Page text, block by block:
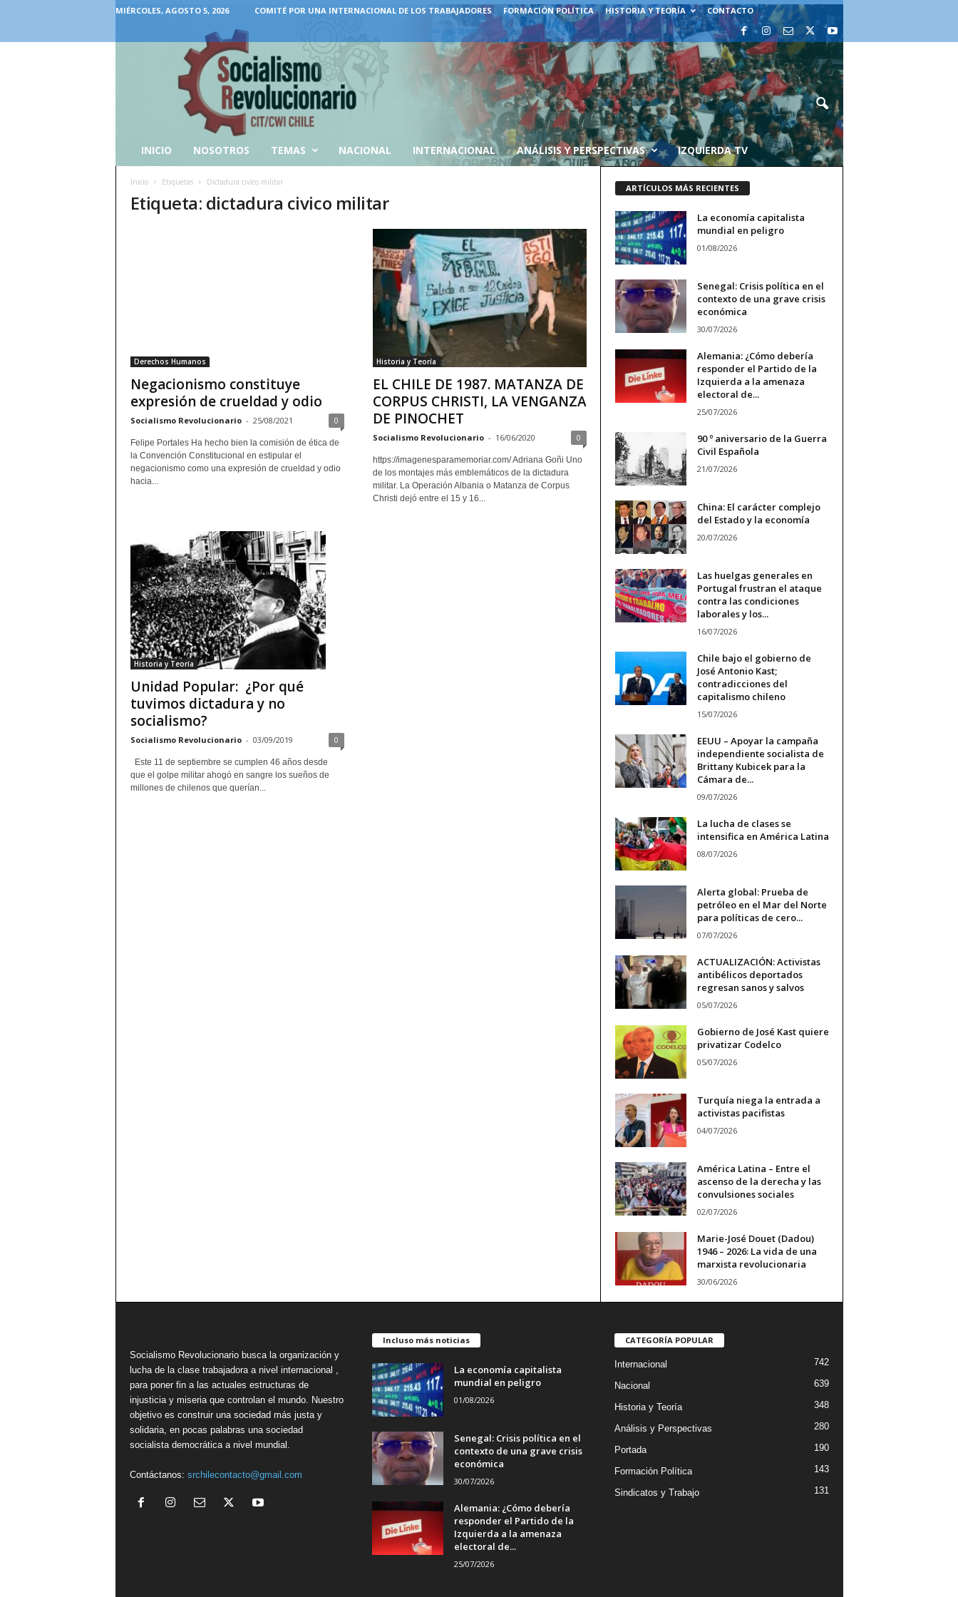
MIÉRCOLES, AGOSTO 5, 2026 COMITÉ POR UNA INTERNACIONAL DE LOS TRABAJADORES FORMACIÓN POLÍTICA HISTORIA Y TEORÍA CONTACTO
INICIO NOSOTROS TEMAS NACIONAL INTERNACIONAL ANÁLISIS Y PERSPECTIVAS IZQUIERDA TV
Inicio Etiquetas Dictadura civico militar
Etiqueta: dictadura civico militar
Derechos Humanos
Negacionismo constituye
expresión de crueldad y odio
Socialismo Revolucionario - 25/08/2021 0
Felipe Portales Ha hecho bien la comisión de ética de
la Convención Constitucional en estipular el
negacionismo como una expresión de crueldad y odio
hacia...
Historia y Teoría
EL CHILE DE 1987. MATANZA DE
CORPUS CHRISTI, LA VENGANZA
DE PINOCHET
Socialismo Revolucionario - 16/06/2020 0
https://imagenesparamemoriar.com/ Adriana Goñi Uno
de los montajes más emblemáticos de la dictadura
militar. La Operación Albania o Matanza de Corpus
Christi dejó entre el 15 y 16...
Historia y Teoría
Unidad Popular: ¿Por qué
tuvimos dictadura y no
socialismo?
Socialismo Revolucionario - 03/09/2019 0
Este 11 de septiembre se cumplen 46 años desde
que el golpe militar ahogó en sangre los sueños de
millones de chilenos que querían...
ARTÍCULOS MÁS RECIENTES
La economía capitalista
mundial en peligro
01/08/2026
Senegal: Crisis política en el
contexto de una grave crisis
económica
30/07/2026
Alemania: ¿Cómo debería
responder el Partido de la
Izquierda a la amenaza
electoral de...
25/07/2026
90 º aniversario de la Guerra
Civil Española
21/07/2026
China: El carácter complejo
del Estado y la economía
20/07/2026
Las huelgas generales en
Portugal frustran el ataque
contra las condiciones
laborales y los...
16/07/2026
Chile bajo el gobierno de
José Antonio Kast;
contradicciones del
capitalismo chileno
15/07/2026
EEUU – Apoyar la campaña
independiente socialista de
Brittany Kubicek para la
Cámara de...
09/07/2026
La lucha de clases se
intensifica en América Latina
08/07/2026
Alerta global: Prueba de
petróleo en el Mar del Norte
para políticas de cero...
07/07/2026
ACTUALIZACIÓN: Activistas
antibélicos deportados
regresan sanos y salvos
05/07/2026
Gobierno de José Kast quiere
privatizar Codelco
05/07/2026
Turquía niega la entrada a
activistas pacifistas
04/07/2026
América Latina – Entre el
ascenso de la derecha y las
convulsiones sociales
02/07/2026
Marie-José Douet (Dadou)
1946 – 2026: La vida de una
marxista revolucionaria
30/06/2026
Socialismo Revolucionario busca la organización y
lucha de la clase trabajadora a nivel internacional ,
para poner fin a las actuales estructuras de
injusticia y miseria que controlan el mundo. Nuestro
objetivo es construir una sociedad más justa y
solidaria, en pocas palabras una sociedad
socialista democrática a nivel mundial.
Contáctanos: srchilecontacto@gmail.com
Incluso más noticias
La economía capitalista
mundial en peligro
01/08/2026
Senegal: Crisis política en el
contexto de una grave crisis
económica
30/07/2026
Alemania: ¿Cómo debería
responder el Partido de la
Izquierda a la amenaza
electoral de...
25/07/2026
CATEGORÍA POPULAR
Internacional 742
Nacional 639
Historia y Teoría 348
Análisis y Perspectivas 280
Portada 190
Formación Política 143
Sindicatos y Trabajo 131